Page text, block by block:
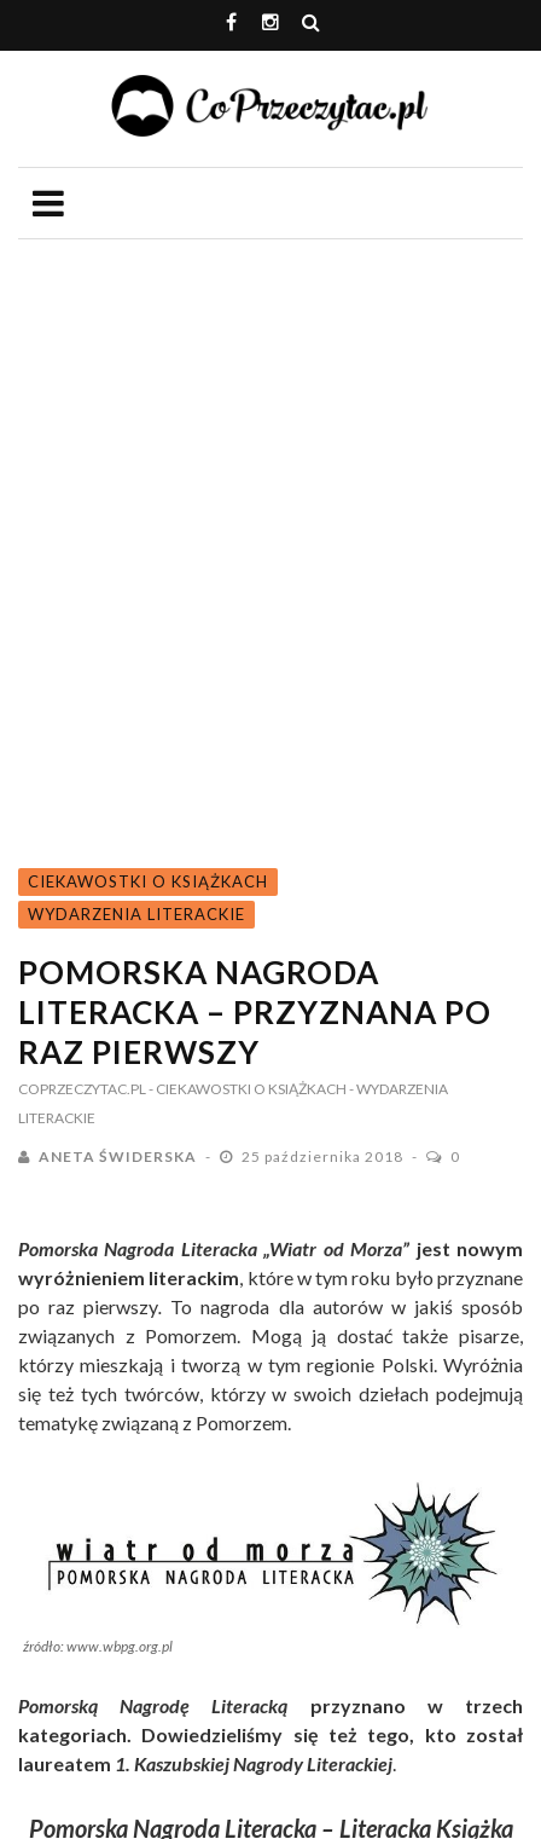
CIEKAWOSTKI O KSIĄŻKACH
WYDARZENIA LITERACKIE
POMORSKA NAGRODA
LITERACKA – PRZYZNANA PO
RAZ PIERWSZY
COPRZECZYTAC.PL - CIEKAWOSTKI O KSIĄŻKACH - WYDARZENIA
LITERACKIE
ANETA ŚWIDERSKA 25 października 2018 0
Pomorska Nagroda Literacka „Wiatr od Morza” jest nowym
wyróżnieniem literackim, które w tym roku było przyznane
po raz pierwszy. To nagroda dla autorów w jakiś sposób
związanych z Pomorzem. Mogą ją dostać także pisarze,
którzy mieszkają i tworzą w tym regionie Polski. Wyróżnia
się też tych twórców, którzy w swoich dziełach podejmują
tematykę związaną z Pomorzem.
źródło: www.wbpg.org.pl
Pomorską Nagrodę Literacką przyznano w trzech
kategoriach. Dowiedzieliśmy się też tego, kto został
laureatem 1. Kaszubskiej Nagrody Literackiej.
Pomorska Nagroda Literacka – Literacka Książka